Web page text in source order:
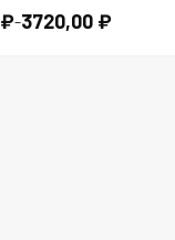
₽–3720,00 ₽